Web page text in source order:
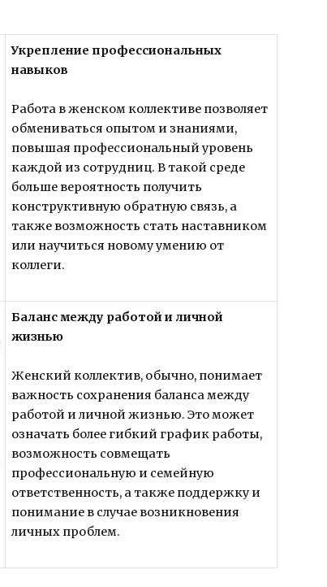
Укрепление профессиональных
навыков
Работа в женском коллективе позволяет
обмениваться опытом и знаниями,
повышая профессиональный уровень
каждой из сотрудниц. В такой среде
больше вероятность получить
конструктивную обратную связь, а
также возможность стать наставником
или научиться новому умению от
коллеги.
Баланс между работой и личной
жизнью
Женский коллектив, обычно, понимает
важность сохранения баланса между
работой и личной жизнью. Это может
означать более гибкий график работы,
возможность совмещать
профессиональную и семейную
ответственность, а также поддержку и
понимание в случае возникновения
личных проблем.